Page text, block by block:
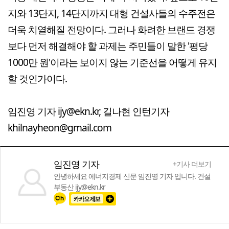
지와 13단지, 14단지까지 대형 건설사들의 수주전은
더욱 치열해질 전망이다. 그러나 화려한 브랜드 경쟁
보다 먼저 해결해야 할 과제는 주민들이 말한 '평당
1000만 원'이라는 보이지 않는 기준선을 어떻게 유지
할 것인가이다.
임진영 기자 ijy@ekn.kr, 길나현 인턴기자
khilnayheon@gmail.com
임진영 기자
+기사 더보기
안녕하세요 에너지경제 신문 임진영 기자 입니다. 건설
부동산 ijy@ekn.kr